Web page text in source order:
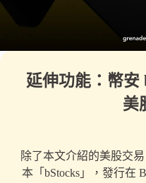
延伸功能：幣安
美
除了本文介紹的美股交
本「bStocks」，發行在